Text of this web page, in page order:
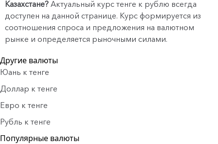
Казахстане? Актуальный курс тенге к рублю всегда
доступен на данной странице. Курс формируется из
соотношения спроса и предложения на валютном
рынке и определяется рыночными силами.
Другие валюты
Юань к тенге
Доллар к тенге
Евро к тенге
Рубль к тенге
Популярные валюты